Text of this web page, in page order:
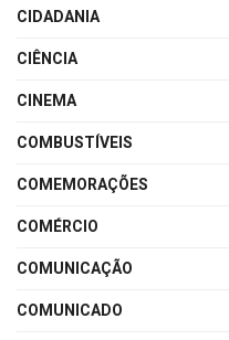
CIDADANIA
CIÊNCIA
CINEMA
COMBUSTÍVEIS
COMEMORAÇÕES
COMÉRCIO
COMUNICAÇÃO
COMUNICADO